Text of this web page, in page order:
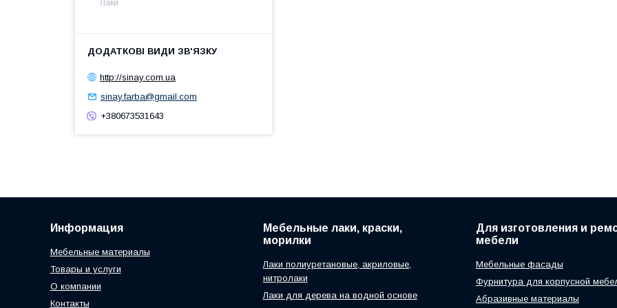
Лаки
http://sinay.com.ua
sinay.farba@gmail.com
+380673531643
Информация
Мебельные материалы
Товары и услуги
О компании
Контакты
Мебельные лаки, краски,
морилки
Лаки полиуретановые, акриловые,
нитролаки
Лаки для дерева на водной основе
Для изготовления и
мебели
Мебельные фасады
Фурнитура для корпусной
Абразивные материалы